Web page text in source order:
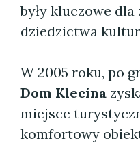
były kluczowe
dziedzictwa
W 2005 roku, po
Dom Klecina
miejsce
komfortowy